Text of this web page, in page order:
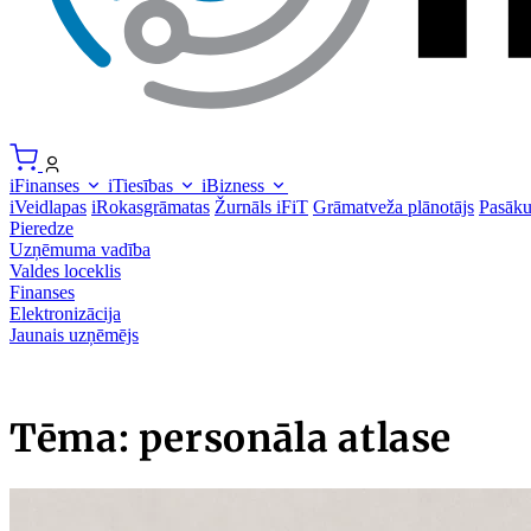
iFinanses iTiesības
iBizness
iVeidlapas iRokasgrāmatas Žurnāls iFiT Grāmatveža plānotājs
Pieredze
Uzņēmuma vadība
Valdes loceklis
Finanses
Elektronizācija
Jaunais uzņēmējs
Tēma: personāla atlase